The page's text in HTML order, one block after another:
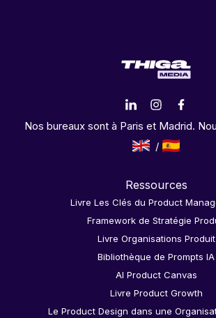
Nos bureaux sont à Paris et Madrid.
Ressources
Livre Les Clés du Product
Framework de Stratégie
Livre Organisations Produit
Bibliothèque de Prompts IA
AI Product Canvas
Livre Product Growth
Le Product Design dans une